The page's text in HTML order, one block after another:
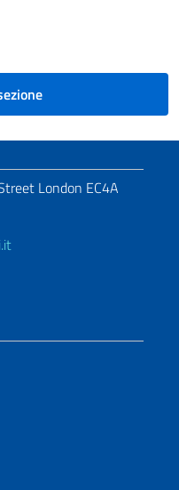
London EC4A